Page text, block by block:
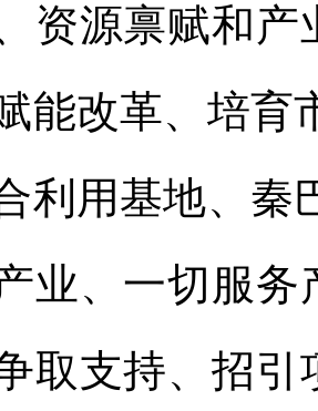
资源禀赋和产
能改革、培育
利用基地、秦
业、一切服
取支持、招引